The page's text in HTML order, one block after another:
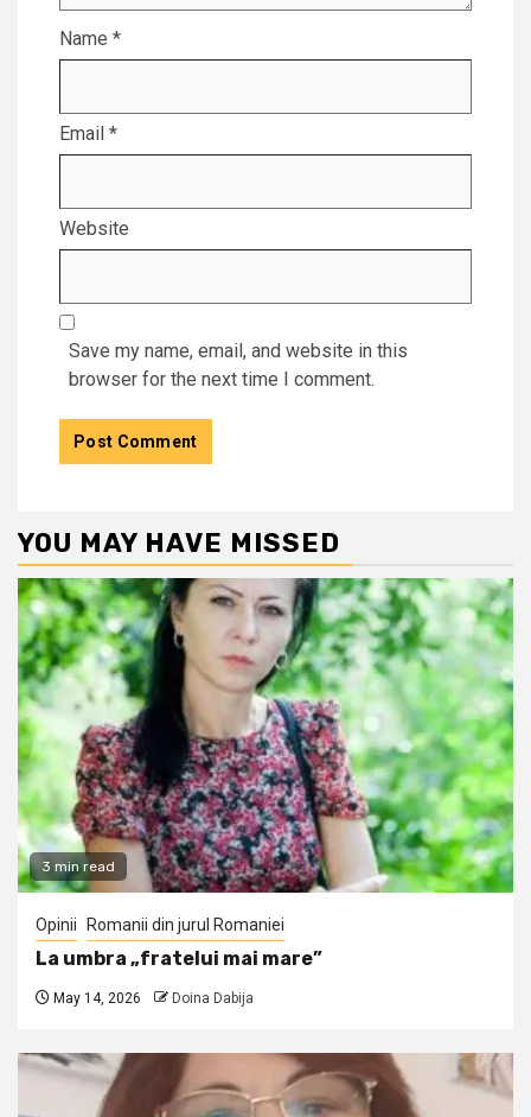
Name *
Email *
Website
Save my name, email, and website in this
browser for the next time I comment.
YOU MAY HAVE MISSED
3 min read
Opinii Romanii din jurul Romaniei
La umbra „fratelui mai mare”
May 14, 2026 Doina Dabija